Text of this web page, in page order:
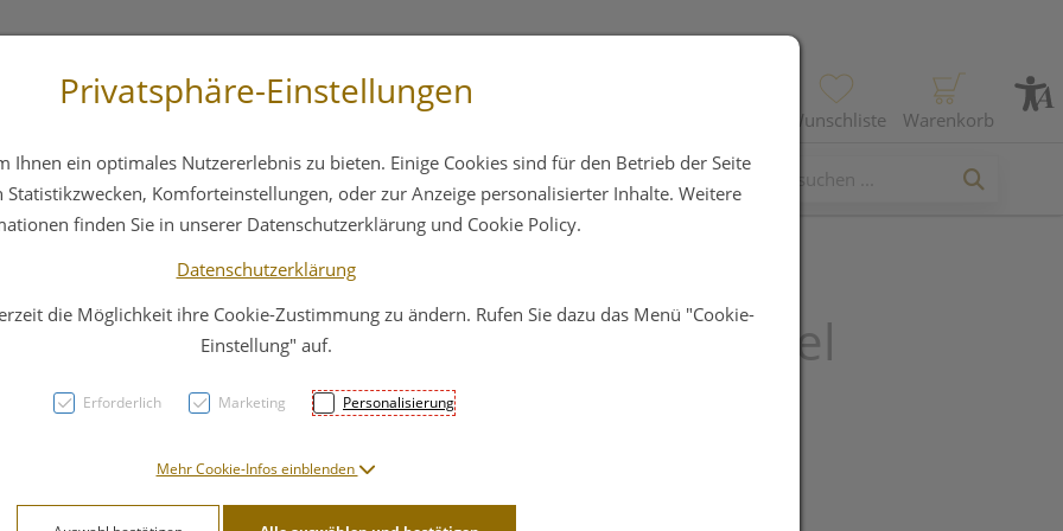
Wunschliste Warenkorb
Hautpflege Familie Nahrungsergänzung
Widmer Dusch Gel
PZN: 0853145
Privatsphäre-Einstellungen
Ihnen ein optimales Nutzererlebnis zu bieten. Einige Cookies sind für den Betrieb der Seite
Komforteinstellungen, oder zur Anzeige personalisierter Inhalte. Weitere
finden Sie in unserer Datenschutzerklärung und Cookie Policy.
Datenschutzerklärung
die Möglichkeit ihre Cookie-Zustimmung zu ändern. Rufen Sie dazu das Menü "Cookie-
Einstellung" auf.
Erforderlich Marketing Personalisierung
Mehr Cookie-Infos einblenden